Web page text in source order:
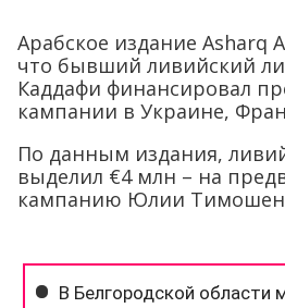
Арабское издание Asharq
что бывший ливийский
Каддафи финансировал
кампании в Украине,
По данным издания,
выделил €4 млн – на
кампанию Юлии